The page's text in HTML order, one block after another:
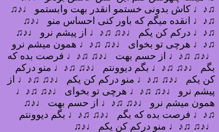
♫♪♩ کاش بدونی خستمو انقدر بهت وابستمو ♩♪♫
♫♪♩ انقده میگم که باور کنی احساس منو ♩♪♫
♫♪♩ درکم کن یکم ♩♪♫ ♫♪♩ از پیشم نرو ♩♪♫
♫♪♩ هرچی تو بخوای ♩♪♫ ♫♪♩ همون میشم نرو
♩♪♫ ♫♪♩ از حسم بهت ♩♪♫ ♫♪♩ فرصت بده که
بگم ♩♪♫ ♫♪♩ بگم دیوونتم ♩♪♫ ♫♪♩ منو درکم
کن یکم ♩♪♫ ♫♪♩ منو درکم کن یکم ♩♪♫ ♫♪♩ از
پیشم نرو ♩♪♫ ♫♪♩ هرچی تو بخوای ♩♪♫ ♫♪♩
همون میشم نرو ♩♪♫ ♫♪♩ از حسم بهت ♩♪♫
♫♪♩ فرصت بده که بگم ♩♪♫ ♫♪♩ بگم دیوونتم
♩♪♫ ♫♪♩ منو درکم کن یکم ♩♪♫